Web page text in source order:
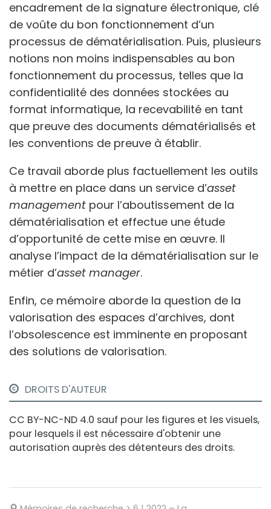
encadrement de la signature électronique, clé
de voûte du bon fonctionnement d’un
processus de dématérialisation. Puis, plusieurs
notions non moins indispensables au bon
fonctionnement du processus, telles que la
confidentialité des données stockées au
format informatique, la recevabilité en tant
que preuve des documents dématérialisés et
les conventions de preuve à établir.
Ce travail aborde plus factuellement les outils
à mettre en place dans un service d’asset
management pour l’aboutissement de la
dématérialisation et effectue une étude
d’opportunité de cette mise en œuvre. Il
analyse l’impact de la dématérialisation sur le
métier d’asset manager.
Enfin, ce mémoire aborde la question de la
valorisation des espaces d’archives, dont
l’obsolescence est imminente en proposant
des solutions de valorisation.
DROITS D'AUTEUR
CC BY-NC-ND 4.0 sauf pour les figures et les visuels,
pour lesquels il est nécessaire d'obtenir une
autorisation auprès des détenteurs des droits.